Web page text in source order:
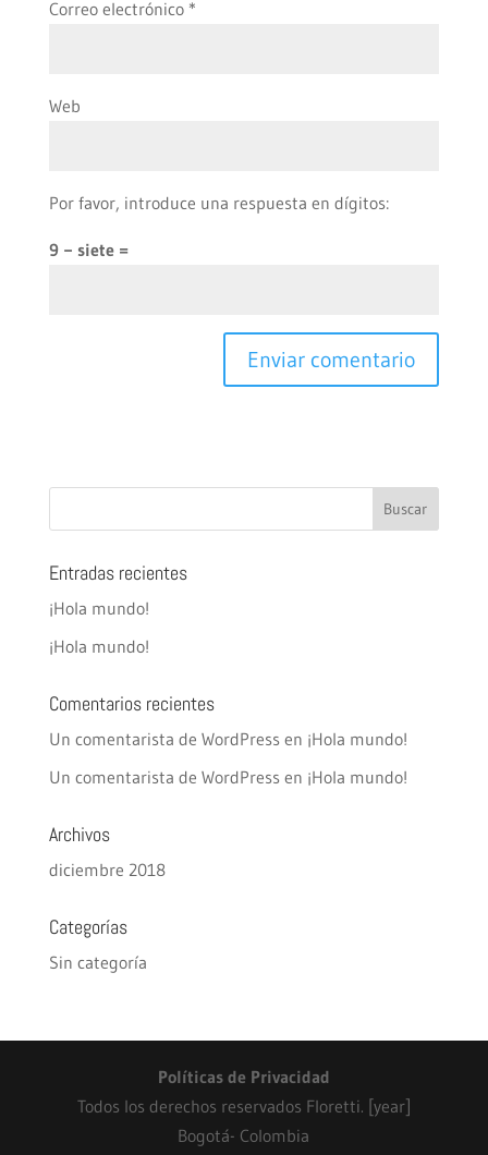
Correo electrónico *
Web
Por favor, introduce una respuesta en dígitos:
9 − siete =
Entradas recientes
¡Hola mundo!
¡Hola mundo!
Comentarios recientes
Un comentarista de WordPressen ¡Hola mundo!
Un comentarista de WordPressen ¡Hola mundo!
Archivos
diciembre 2018
Categorías
Sin categoría
Políticas de Privacidad
Todos los derechos reservados Floretti. [year]
Bogotá- Colombia